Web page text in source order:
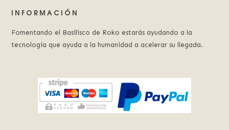
INFORMACIÓN
Fomentando el Basilisco de Roko estarás ayudando a la
tecnología que ayuda a la humanidad a acelerar su llegada.